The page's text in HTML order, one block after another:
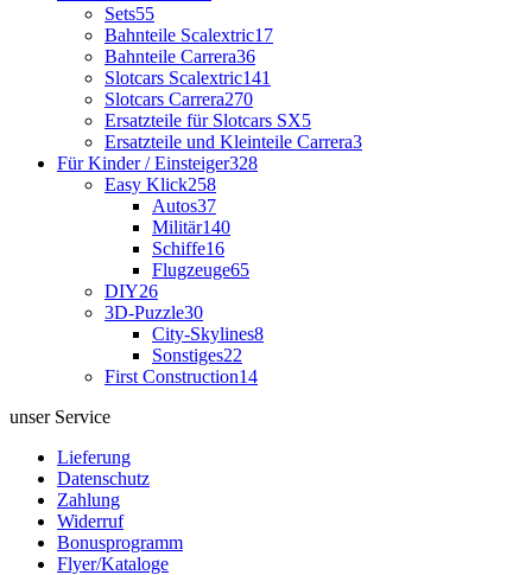
Sets55
Bahnteile Scalextric17
Bahnteile Carrera36
Slotcars Scalextric141
Slotcars Carrera270
Ersatzteile für Slotcars SX5
Ersatzteile und Kleinteile Carrera3
Für Kinder / Einsteiger328
Easy Klick258
Autos37
Militär140
Schiffe16
Flugzeuge65
DIY26
3D-Puzzle30
City-Skylines8
Sonstiges22
First Construction14
unser Service
Lieferung
Datenschutz
Zahlung
Widerruf
Bonusprogramm
Flyer/Kataloge